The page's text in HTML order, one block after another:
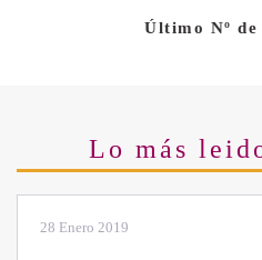
Último Nº
Lo más
28 Enero 2019